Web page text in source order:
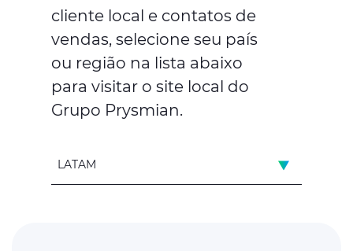
cliente local e contatos de
vendas, selecione seu país
ou região na lista abaixo
para visitar o site local do
Grupo Prysmian.
LATAM